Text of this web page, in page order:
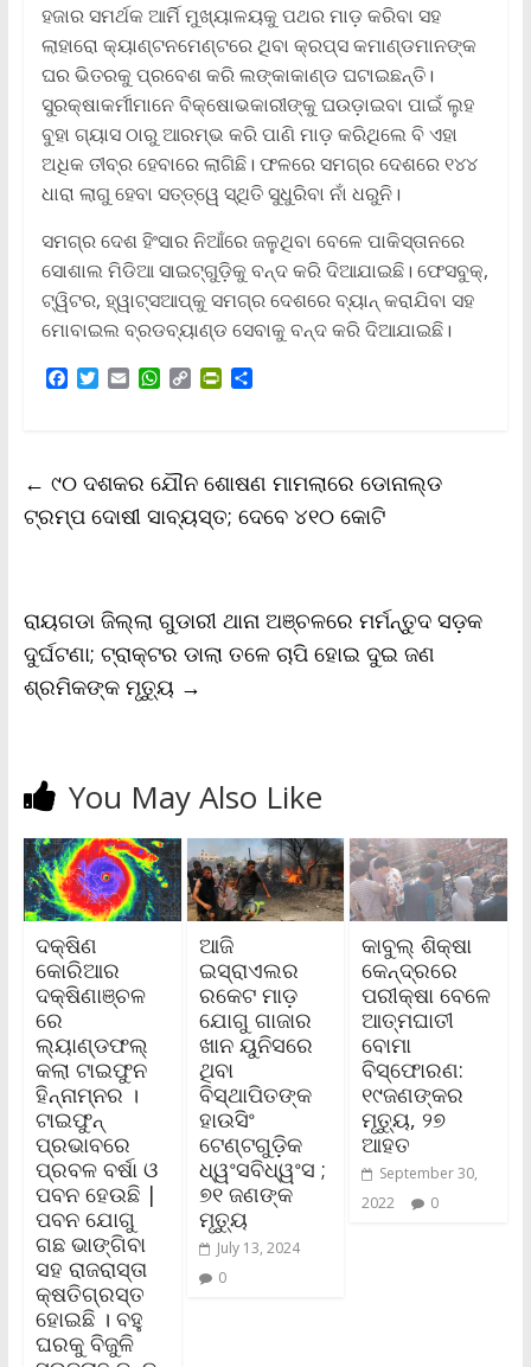
ହଜାର ସମର୍ଥକ ଆର୍ମି ମୁଖ୍ୟାଳୟକୁ ପଥର ମାଡ଼ କରିବା ସହ
ଲାହାରୋ କ୍ୟାଣ୍ଟନମେଣ୍ଟରେ ଥିବା କ୍ରପ୍ସ କମାଣ୍ଡମାନଙ୍କ
ଘର ଭିତରକୁ ପ୍ରବେଶ କରି ଲଙ୍କାକାଣ୍ଡ ଘଟାଇଛନ୍ତି।
ସୁରକ୍ଷାକର୍ମୀମାନେ ବିକ୍ଷୋଭକାରୀଙ୍କୁ ଘଉଡ଼ାଇବା ପାଇଁ ଲୁହ
ବୁହା ଗ୍ୟାସ ଠାରୁ ଆରମ୍ଭ କରି ପାଣି ମାଡ଼ କରିଥିଲେ ବି ଏହା
ଅଧିକ ତୀବ୍ର ହେବାରେ ଲାଗିଛି। ଫଳରେ ସମଗ୍ର ଦେଶରେ ୧୪୪
ଧାରା ଲାଗୁ ହେବା ସତ୍ତ୍ୱେ ସ୍ଥିତି ସୁଧୁରିବା ନାଁ ଧରୁନି।
ସମଗ୍ର ଦେଶ ହିଂସାର ନିଆଁରେ ଜଳୁଥିବା ବେଳେ ପାକିସ୍ତାନରେ
ସୋଶାଲ ମିଡିଆ ସାଇଟ୍‌ଗୁଡ଼ିକୁ ବନ୍ଦ କରି ଦିଆଯାଇଛି। ଫେସବୁକ୍‌,
ଟ୍ୱିଟର, ହ୍ୱାଟ୍ସଆପ୍‌କୁ ସମଗ୍ର ଦେଶରେ ବ୍ୟାନ୍‌ କରାଯିବା ସହ
ମୋବାଇଲ ବ୍ରଡବ୍ୟାଣ୍ଡ ସେବାକୁ ବନ୍ଦ କରି ଦିଆଯାଇଛି।
F
o
o
k
T
e
r
E
W
A
p
p
C
i
n
k
P
F
r
i
l
y
S
← ୯୦ ଦଶକର ଯୌନ ଶୋଷଣ ମାମଲାରେ ଡୋନାଲ୍ଡ
ଟ୍ରମ୍ପ ଦୋଷୀ ସାବ୍ୟସ୍ତ; ଦେବେ ୪୧୦ କୋଟି
ରାୟଗଡା ଜିଲ୍ଲା ଗୁଡାରୀ ଥାନା ଅଞ୍ଚଳରେ ମର୍ମନ୍ତୁଦ ସଡ଼କ
ଦୁର୍ଘଟଣା; ଟ୍ରାକ୍ଟର ଡାଲା ତଳେ ଚାପି ହୋଇ ଦୁଇ ଜଣ
ଶ୍ରମିକଙ୍କ ମୃତ୍ୟୁ →
You May Also Like
ଦକ୍ଷିଣ
କୋରିଆର
ଦକ୍ଷିଣାଞ୍ଚଳ
ରେ
ଲ୍ୟାଣ୍ଡଫଲ୍‌
କଲା ଟାଇଫୁନ
ହିନ୍ନାମ୍ନର ।
ଟାଇଫୁନ୍‌
ପ୍ରଭାବରେ
ପ୍ରବଳ ବର୍ଷା ଓ
ପବନ ହେଉଛି |
ପବନ ଯୋଗୁ
ଗଛ ଭାଙ୍ଗିବା
ସହ ରାଜରାସ୍ତା
କ୍ଷତିଗ୍ରସ୍ତ
ହୋଇଛି । ବହୁ
ଘରକୁ ବିଜୁଳି
ଆଜି
ଇସ୍ରାଏଲର
ରକେଟ ମାଡ଼
ଯୋଗୁ ଗାଜାର
ଖାନ ୟୁନିସରେ
ଥିବା
ବିସ୍ଥାପିତଙ୍କ
ହାଉସିଂ
ଟେଣ୍ଟଗୁଡ଼ିକ
ଧ୍ୱଂସବିଧ୍ୱଂସ ;
୭୧ ଜଣଙ୍କ
ମୃତ୍ୟୁ
July 13, 2024
0
କାବୁଲ୍‌ ଶିକ୍ଷା
କେନ୍ଦ୍ରରେ
ପରୀକ୍ଷା ବେଳେ
ଆତ୍ମଘାତୀ
ବୋମା
ବିସ୍ଫୋରଣ:
୧୯ଜଣଙ୍କର
ମୃତ୍ୟୁ, ୨୭
ଆହତ
September 30,
2022
0